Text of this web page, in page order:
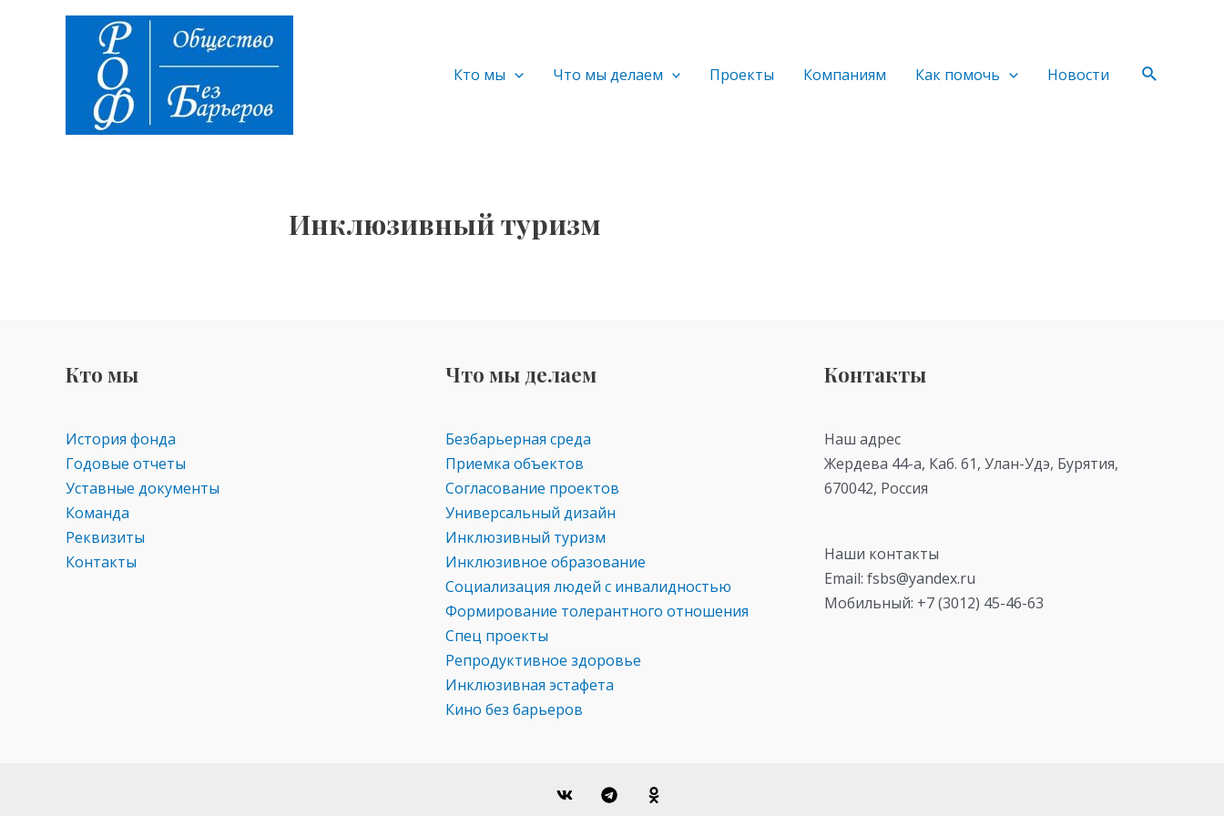
содержимому
Кто мы Что мы делаем Проекты Компаниям Как помочь Новости Поиск
Инклюзивный туризм
Кто мы
История фонда
Годовые отчеты
Уставные документы
Команда
Реквизиты
Контакты
Что мы делаем
Безбарьерная среда
Приемка объектов
Согласование проектов
Универсальный дизайн
Инклюзивный туризм
Инклюзивное образование
Социализация людей с инвалидностью
Формирование толерантного отношения
Спец проекты
Репродуктивное здоровье
Инклюзивная эстафета
Кино без барьеров
Контакты
Наш адрес
Жердева 44-а, Каб. 61, Улан-Удэ, Бурятия,
670042, Россия
Наши контакты
Email: fsbs@yandex.ru
Мобильный: +7 (3012) 45-46-63